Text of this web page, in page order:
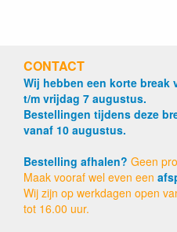
CONTACT
Wij hebben een korte
t/m vrijdag 7 augustus.
Bestellingen tijdens deze
vanaf 10 augustus.
Bestelling afhalen? Geen
Maak vooraf wel even een
Wij zijn op werkdagen open
tot 16.00 uur.